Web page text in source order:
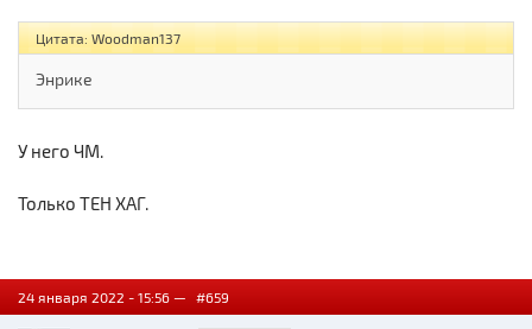
Цитата: Woodman137
Энрике
У него ЧМ.
Только ТЕН ХАГ.
24 января 2022 - 15:56 — #659